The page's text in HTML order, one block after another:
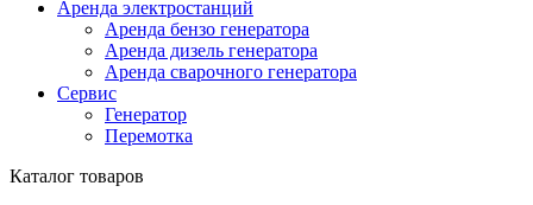
Аренда электростанций
Аренда бензо генератора
Аренда дизель генератора
Аренда сварочного генератора
Сервис
Генератор
Перемотка
Каталог товаров